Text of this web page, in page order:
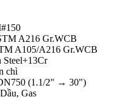
A216 Gr.WCB
A105/A216 Gr.WCB
chì
(1.1/2" → 30")
Gas